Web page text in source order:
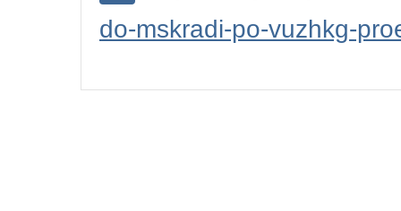
do-mskradi-po-vuzhkg-